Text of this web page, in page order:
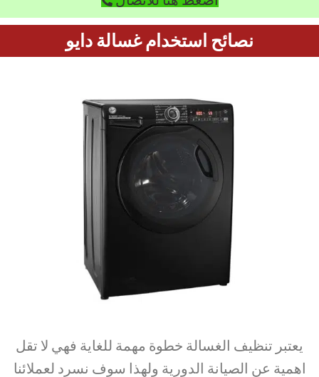
نصائح استخدام غسالة دايو
يعتبر تنظيف الغسالة خطوة مهمة للغاية فهي لا تقل
اهمية عن الصيانة الدورية ولهذا سوف نسرد لعملائنا